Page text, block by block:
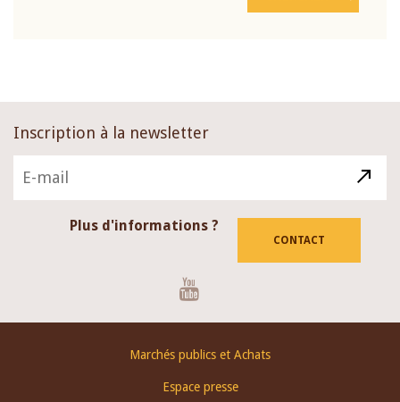
Inscription à la newsletter
Plus d'informations ?
CONTACT
Marchés publics et Achats
Espace presse